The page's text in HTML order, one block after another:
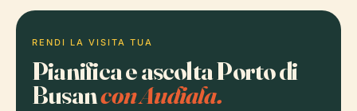
RENDI LA VISITA TUA
Pianifica e ascolta Porto di
Busancon Audiala.